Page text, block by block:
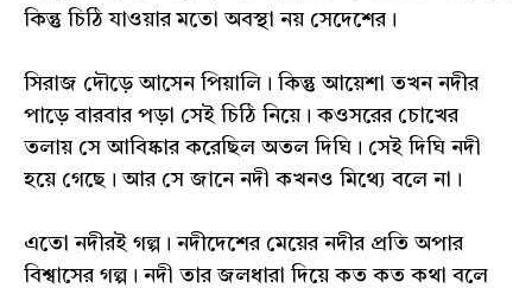
কিন্তু চিঠি যাওয়ার মতো অবস্থা নয় সেদেশের।
সিরাজ দৌড়ে আসেন পিয়ালি। কিন্তু আয়েশা তখন নদীর
পাড়ে বারবার পড়া সেই চিঠি নিয়ে। কওসরের চোখের
তলায় সে আবিষ্কার করেছিল অতল দিঘি। সেই দিঘি নদী
হয়ে গেছে। আর সে জানে নদী কখনও মিথ্যে বলে না।
এতো নদীরই গল্প। নদীদেশের মেয়ের নদীর প্রতি অপার
বিশ্বাসের গল্প। নদী তার জলধারা দিয়ে কত কত কথা বলে